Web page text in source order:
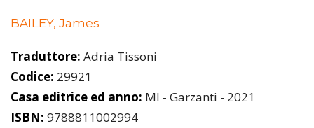
BAILEY, James
Traduttore: Adria Tissoni
Codice: 29921
Casa editrice ed anno: MI - Garzanti - 2021
ISBN: 9788811002994